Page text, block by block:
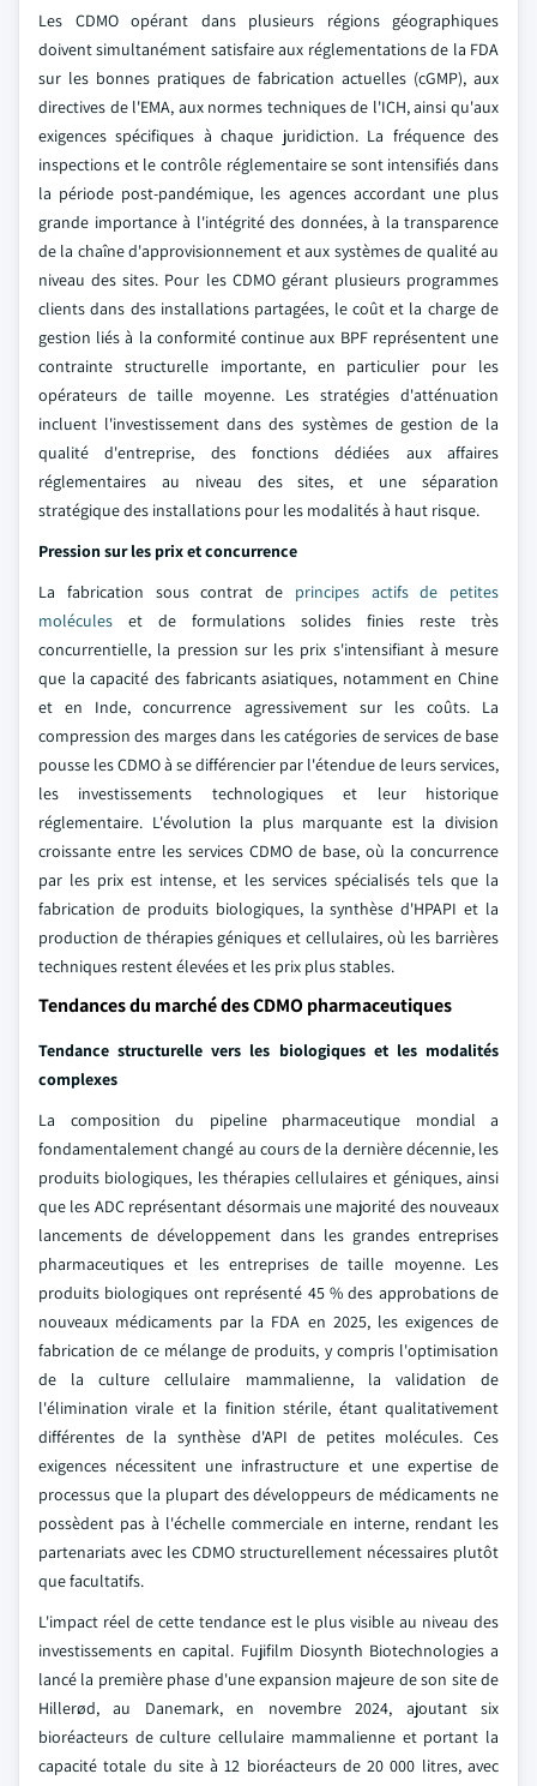
Les CDMO opérant dans plusieurs régions géographiques
doivent simultanément satisfaire aux réglementations de la FDA
sur les bonnes pratiques de fabrication actuelles (cGMP), aux
directives de l'EMA, aux normes techniques de l'ICH, ainsi qu'aux
exigences spécifiques à chaque juridiction. La fréquence des
inspections et le contrôle réglementaire se sont intensifiés dans
la période post-pandémique, les agences accordant une plus
grande importance à l'intégrité des données, à la transparence
de la chaîne d'approvisionnement et aux systèmes de qualité au
niveau des sites. Pour les CDMO gérant plusieurs programmes
clients dans des installations partagées, le coût et la charge de
gestion liés à la conformité continue aux BPF représentent une
contrainte structurelle importante, en particulier pour les
opérateurs de taille moyenne. Les stratégies d'atténuation
incluent l'investissement dans des systèmes de gestion de la
qualité d'entreprise, des fonctions dédiées aux affaires
réglementaires au niveau des sites, et une séparation
stratégique des installations pour les modalités à haut risque.
Pression sur les prix et concurrence
La fabrication sous contrat de principes actifs de petites
molécules et de formulations solides finies reste très
concurrentielle, la pression sur les prix s'intensifiant à mesure
que la capacité des fabricants asiatiques, notamment en Chine
et en Inde, concurrence agressivement sur les coûts. La
compression des marges dans les catégories de services de base
pousse les CDMO à se différencier par l'étendue de leurs services,
les investissements technologiques et leur historique
réglementaire. L'évolution la plus marquante est la division
croissante entre les services CDMO de base, où la concurrence
par les prix est intense, et les services spécialisés tels que la
fabrication de produits biologiques, la synthèse d'HPAPI et la
production de thérapies géniques et cellulaires, où les barrières
techniques restent élevées et les prix plus stables.
Tendances du marché des CDMO pharmaceutiques
Tendance structurelle vers les biologiques et les modalités
complexes
La composition du pipeline pharmaceutique mondial a
fondamentalement changé au cours de la dernière décennie, les
produits biologiques, les thérapies cellulaires et géniques, ainsi
que les ADC représentant désormais une majorité des nouveaux
lancements de développement dans les grandes entreprises
pharmaceutiques et les entreprises de taille moyenne. Les
produits biologiques ont représenté 45 % des approbations de
nouveaux médicaments par la FDA en 2025, les exigences de
fabrication de ce mélange de produits, y compris l'optimisation
de la culture cellulaire mammalienne, la validation de
l'élimination virale et la finition stérile, étant qualitativement
différentes de la synthèse d'API de petites molécules. Ces
exigences nécessitent une infrastructure et une expertise de
processus que la plupart des développeurs de médicaments ne
possèdent pas à l'échelle commerciale en interne, rendant les
partenariats avec les CDMO structurellement nécessaires plutôt
que facultatifs.
L'impact réel de cette tendance est le plus visible au niveau des
investissements en capital. Fujifilm Diosynth Biotechnologies a
lancé la première phase d'une expansion majeure de son site de
Hillerød, au Danemark, en novembre 2024, ajoutant six
bioréacteurs de culture cellulaire mammalienne et portant la
capacité totale du site à 12 bioréacteurs de 20 000 litres, avec